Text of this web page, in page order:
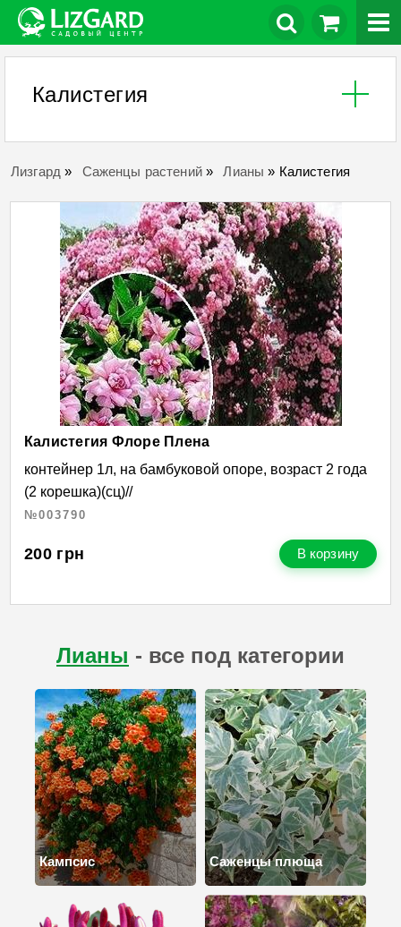
Калистегия
Лизгард » Саженцы растений» Лианы » Калистегия
Калистегия Флоре Плена
контейнер 1л, на бамбуковой опоре, возраст 2 года
(2 корешка)(сц)//
№003790
200 грн В корзину
Лианы - все под категории
Кампсис Саженцы плюща